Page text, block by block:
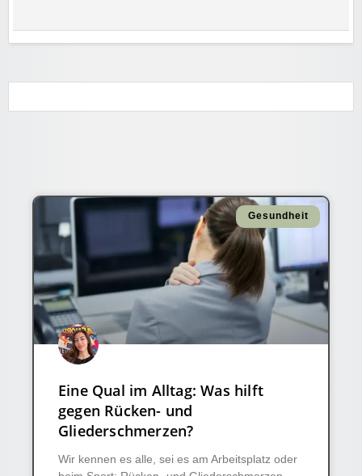
Gesundheit
Eine Qual im Alltag: Was hilft
gegen Rücken- und
Gliederschmerzen?
Wir kennen es alle, sei es am Arbeitsplatz oder